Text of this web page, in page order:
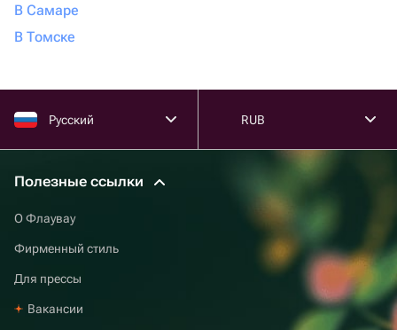
В Самаре
В Томске
Русский RUB
Полезные ссылки
О Флаувау
Фирменный стиль
Для прессы
Вакансии